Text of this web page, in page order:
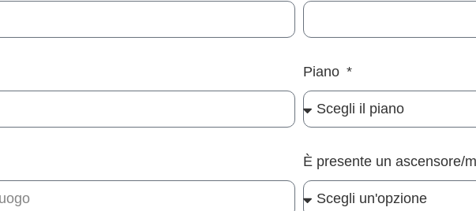
Piano
È presente un ascensore/